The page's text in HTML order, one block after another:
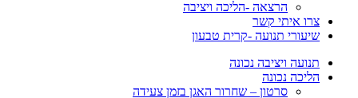
הרצאה -הליכה ויציבה
צרו איתי קשר
שיעורי תנועה -קרית טבעון
תנועה ויציבה נכונה
הליכה נכונה
סרטון – שחרור האגן בזמן צעידה